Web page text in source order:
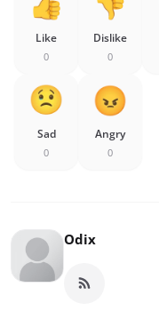
Like
0
Dislike
0
Sad
0
Angry
0
Odix